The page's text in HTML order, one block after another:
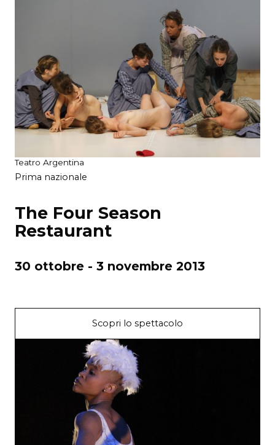
Teatro Argentina
Prima nazionale
The Four Season
Restaurant
30 ottobre - 3 novembre 2013
Scopri lo spettacolo